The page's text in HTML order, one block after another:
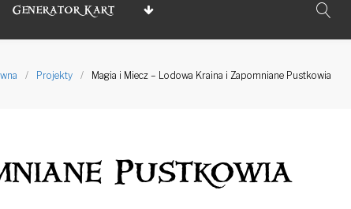
Generator Kart
/ Projekty / Magia i Miecz – Lodowa Kraina i Zapomniane Pustkowia
Pustkowia